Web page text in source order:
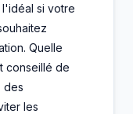
si votre
Quelle
conseillé de
des
les